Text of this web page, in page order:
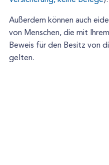
Außerdem können auch
von Menschen, die mit
Beweis für den Besitz von
gelten.